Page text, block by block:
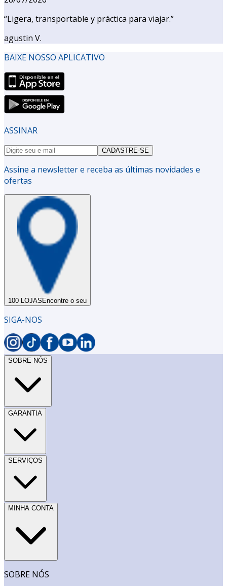
“Ligera, transportable y práctica para viajar.”
agustin V.
BAIXE NOSSO APLICATIVO
ASSINAR
CADASTRE-SE
Assine a newsletter e receba as últimas novidades e
ofertas
100 LOJAS Encontre o seu
SIGA-NOS
SOBRE NÓS
GARANTIA
SERVIÇOS
MINHA CONTA
SOBRE NÓS